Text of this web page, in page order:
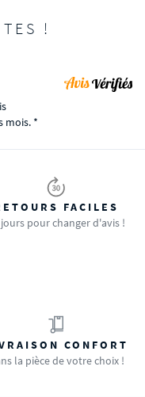
!
mois. *
FACILES
pour changer d'avis !
CONFORT
la pièce de votre choix !